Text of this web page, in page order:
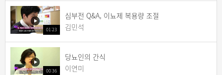
01:23
심부전 Q&A, 이뇨제 복용량 조절
김민석
00:36
당뇨인의 간식
이연미